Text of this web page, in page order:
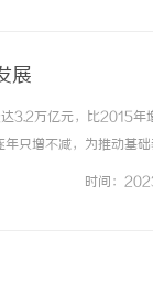
展
3.2万亿元，比2015年
只增不减，为推动基
教育优质均衡发展在实
时间：
什么隔壁店铺没花